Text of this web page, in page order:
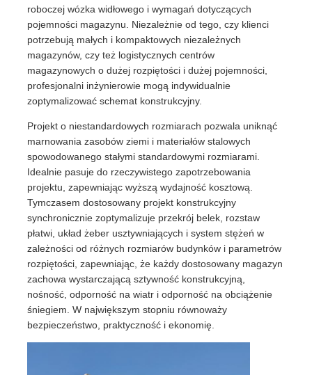
roboczej wózka widłowego i wymagań dotyczących
pojemności magazynu. Niezależnie od tego, czy klienci
potrzebują małych i kompaktowych niezależnych
magazynów, czy też logistycznych centrów
magazynowych o dużej rozpiętości i dużej pojemności,
profesjonalni inżynierowie mogą indywidualnie
zoptymalizować schemat konstrukcyjny.
Projekt o niestandardowych rozmiarach pozwala uniknąć
marnowania zasobów ziemi i materiałów stalowych
spowodowanego stałymi standardowymi rozmiarami.
Idealnie pasuje do rzeczywistego zapotrzebowania
projektu, zapewniając wyższą wydajność kosztową.
Tymczasem dostosowany projekt konstrukcyjny
synchronicznie zoptymalizuje przekrój belek, rozstaw
płatwi, układ żeber usztywniających i system stężeń w
zależności od różnych rozmiarów budynków i parametrów
rozpiętości, zapewniając, że każdy dostosowany magazyn
zachowa wystarczającą sztywność konstrukcyjną,
nośność, odporność na wiatr i odporność na obciążenie
śniegiem. W największym stopniu równoważy
bezpieczeństwo, praktyczność i ekonomię.